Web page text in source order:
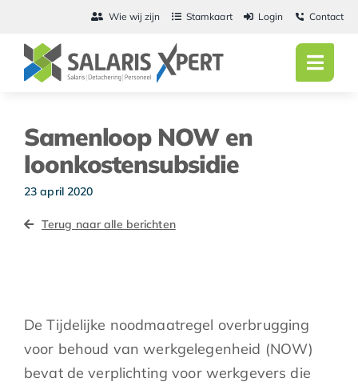
inhoud
Wie wij zijn Stamkaart Login Contact
Actueel
Samenloop NOW en
loonkostensubsidie
23 april 2020
Terug naar alle berichten
De Tijdelijke noodmaatregel overbrugging
voor behoud van werkgelegenheid (NOW)
bevat de verplichting voor werkgevers die